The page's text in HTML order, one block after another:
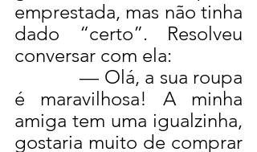
emprestada, mas não tinha
dado “certo”. Resolveu
conversar com ela:
— Olá, a sua roupa
é maravilhosa! A minha
amiga tem uma igualzinha,
gostaria muito de comprar